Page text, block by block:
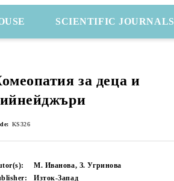
SCIENTIFIC JOURNALS
за деца и
KS326
М. Иванова, З. Угринова
Изток-Запад